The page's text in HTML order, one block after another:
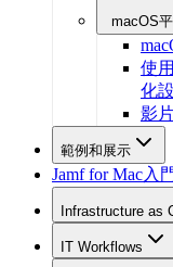
macOS
使
化
影
範例和展示
Jamf for Mac入
Infrastructure as
IT Workflows